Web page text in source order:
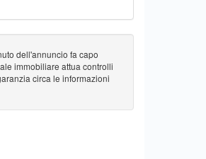
dell'annuncio fa capo
immobiliare attua controlli
circa le informazioni